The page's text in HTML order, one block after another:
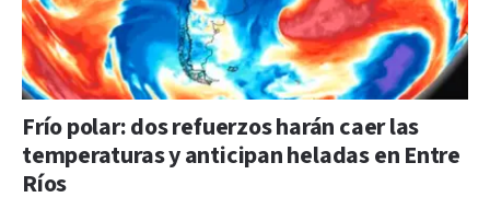
Frío polar: dos refuerzos harán caer las
temperaturas y anticipan heladas en Entre
Ríos